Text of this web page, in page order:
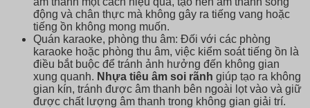
động và chân thực mà không gây ra tiếng vang hoặc
tiếng ồn không mong muốn.
Quán karaoke, phòng thu âm: Đối với các phòng
karaoke hoặc phòng thu âm, việc kiểm soát tiếng ồn là
điều bắt buộc để tránh ảnh hưởng đến không gian
xung quanh. Nhựa tiêu âm soi rãnh giúp tạo ra không
gian kín, tránh được âm thanh bên ngoài lọt vào và giữ
được chất lượng âm thanh trong không gian giải trí.